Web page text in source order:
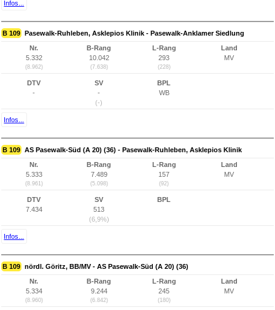
Infos...
B 109 Pasewalk-Ruhleben, Asklepios Klinik - Pasewalk-Anklamer Siedlung
Nr.
5.332
(8.962)
B-Rang
10.042
(7.638)
L-Rang
293
(228)
Land
MV
DTV
-
SV
-
(-)
BPL
WB
Infos...
B 109 AS Pasewalk-Süd (A 20) (36) - Pasewalk-Ruhleben, Asklepios Klinik
Nr.
5.333
(8.961)
B-Rang
7.489
(5.098)
L-Rang
157
(92)
Land
MV
DTV
7.434
SV
513
(6,9%)
BPL
Infos...
B 109 nördl. Göritz, BB/MV - AS Pasewalk-Süd (A 20) (36)
Nr.
5.334
(8.960)
B-Rang
9.244
(6.842)
L-Rang
245
(180)
Land
MV